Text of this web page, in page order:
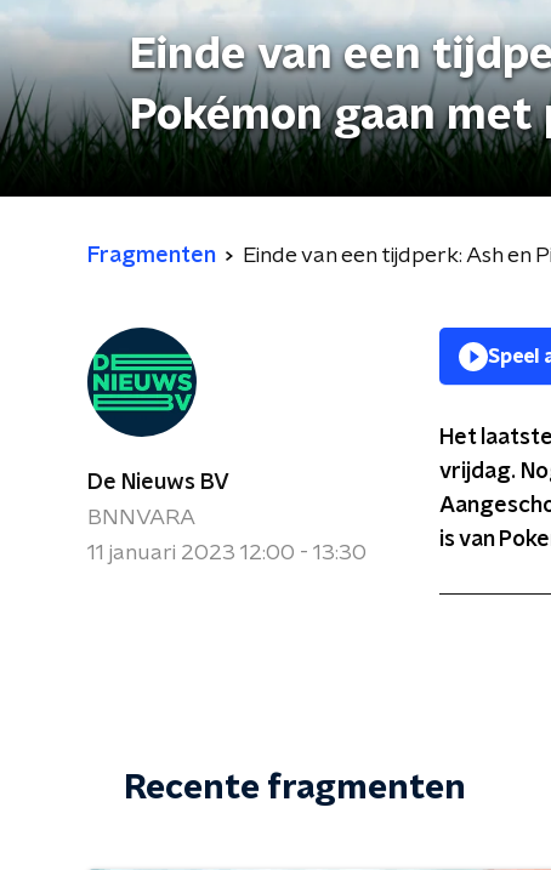
Einde van een
Pokémon gaan met
Fragmenten Einde van een tijdperk: Ash en
De Nieuws BV
BNNVARA
11 januari 2023 12:00 - 13:30
Speel
Het
vrijdag.
is van
Recente fragmenten